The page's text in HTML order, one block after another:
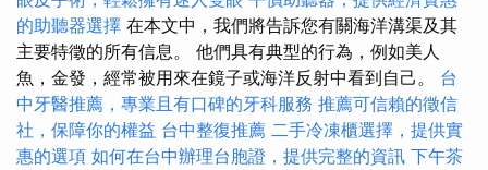
的助聽器選擇 在本文中，我們將告訴您有關海洋溝渠及其
主要特徵的所有信息。 他們具有典型的行為，例如美人
魚，金發，經常被用來在鏡子或海洋反射中看到自己。 台
中牙醫推薦，專業且有口碑的牙科服務 推薦可信賴的徵信
社，保障你的權益 台中整復推薦 二手冷凍櫃選擇，提供實
惠的選項 如何在台中辦理台胞證，提供完整的資訊 下午茶